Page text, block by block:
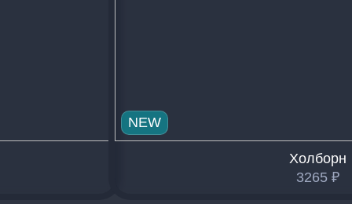
NEW
Холборн
3265₽